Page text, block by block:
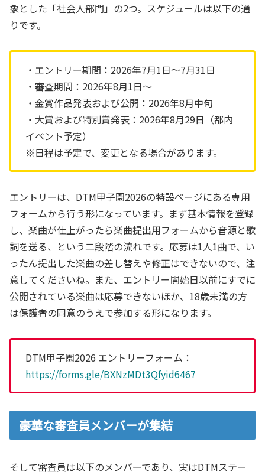
象とした「社会人部門」の2つ。スケジュールは以下の通
りです。
・エントリー期間：2026年7月1日〜7月31日
・審査期間：2026年8月1日〜
・金賞作品発表および公開：2026年8月中旬
・大賞および特別賞発表：2026年8月29日（都内
イベント予定）
※日程は予定で、変更となる場合があります。
エントリーは、DTM甲子園2026の特設ページにある専用
フォームから行う形になっています。まず基本情報を登録
し、楽曲が仕上がったら楽曲提出用フォームから音源と歌
詞を送る、という二段階の流れです。応募は1人1曲で、い
ったん提出した楽曲の差し替えや修正はできないので、注
意してくださいね。また、エントリー開始日以前にすでに
公開されている楽曲は応募できないほか、18歳未満の方
は保護者の同意のうえで参加する形になります。
DTM甲子園2026 エントリーフォーム：
https://forms.gle/BXNzMDt3Qfyid6467
豪華な審査員メンバーが集結
そして審査員は以下のメンバーであり、実はDTMステー